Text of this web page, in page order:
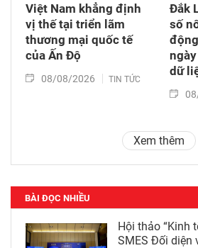
Việt Nam khẳng định
vị thế tại triển lãm
thương mại quốc tế
của Ấn Độ
08/08/2026 TIN TỨC
Đắk
số
dữ
Xem thêm
BÀI ĐỌC NHIỀU
Hội thảo “Kinh
SMES Đối diện